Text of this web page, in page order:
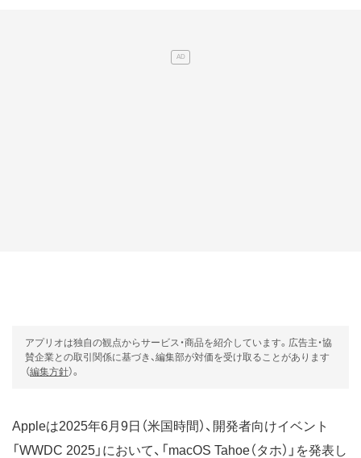
アプリオは独自の観点からサービス・商品を紹介しています。広告主・協
賛企業との取引関係に基づき、編集部が対価を受け取ることがあります
（編集方針）。
Appleは2025年6月9日（米国時間）、開発者向けイベント
「WWDC 2025」において、「macOS Tahoe（タホ）」を発表し